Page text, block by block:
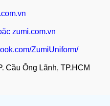
zumi.com.vn
ZumiUniform/
Ông Lãnh, TP.HCM